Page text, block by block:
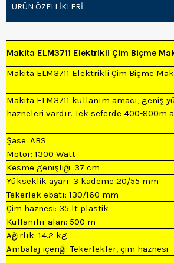
ÜRÜN ÖZELLIKLERI
Makita ELM3711 Elektrikli Çim Biçme
Makita ELM3711 Elektrikli Çim Biçme
Makita ELM3711 kullanım amacı,
hazneleri vardır. Tek seferde 400-
Şase: ABS
Motor: 1300 Watt
Kesme genişliği: 37 cm
Yükseklik ayarı: 3 kademe 20/55 mm
Tekerlek ebatı: 130/160 mm
Çim haznesi: 35 lt plastik
Kullanılır alan: 500 m
Ağırlık: 14.2 kg
Ambalaj içeriği: Tekerlekler, çim haznesi